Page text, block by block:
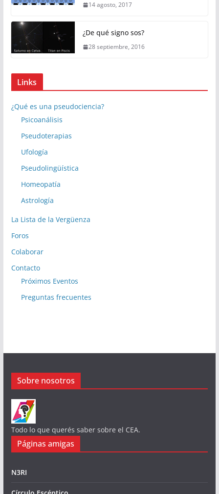
14 agosto, 2017
¿De qué signo sos?
28 septiembre, 2016
Links
¿Qué es una pseudociencia?
Psicoanálisis
Pseudoterapias
Ufología
Pseudolingüística
Homeopatía
Astrología
La Lista de la Vergüenza
Foros
Colaborar
Contacto
Próximos Eventos
Preguntas frecuentes
Sobre nosotros
Todo lo que querés saber sobre el CEA.
Páginas amigas
N3RI